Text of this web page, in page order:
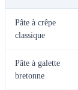
Pâte à crêpe
classique
Pâte à galette
bretonne